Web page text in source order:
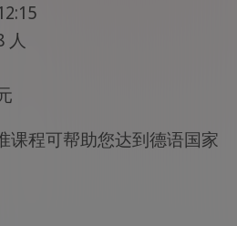
人
课程可帮助您达到德语国家